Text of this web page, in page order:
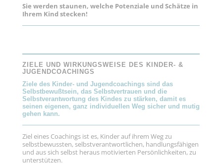
Sie werden staunen, welche Potenziale und Schätze in
Ihrem Kind stecken!
ZIELE UND WIRKUNGSWEISE DES KINDER- &
JUGENDCOACHINGS
Ziele des Kinder- und Jugendcoachings sind das
Selbstbewußtsein, das Selbstvertrauen und die
Selbstverantwortung des Kindes zu stärken, damit es
seinen eigenen, ganz individuellen Weg sicher und mutig
gehen kann.
Ziel eines Coachings ist es, Kinder auf ihrem Weg zu
selbstbewussten, selbstverantwortlichen, handlungsfähigen
und aus sich selbst heraus motivierten Persönlichkeiten, zu
unterstützen.